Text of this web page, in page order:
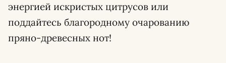
энергией искристых цитрусов или
поддайтесь благородному очарованию
пряно-древесных нот!